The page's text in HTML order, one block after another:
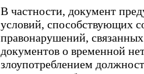
В частности, документ
условий, способствующих
правонарушений,
документов о временной
злоупотреблением